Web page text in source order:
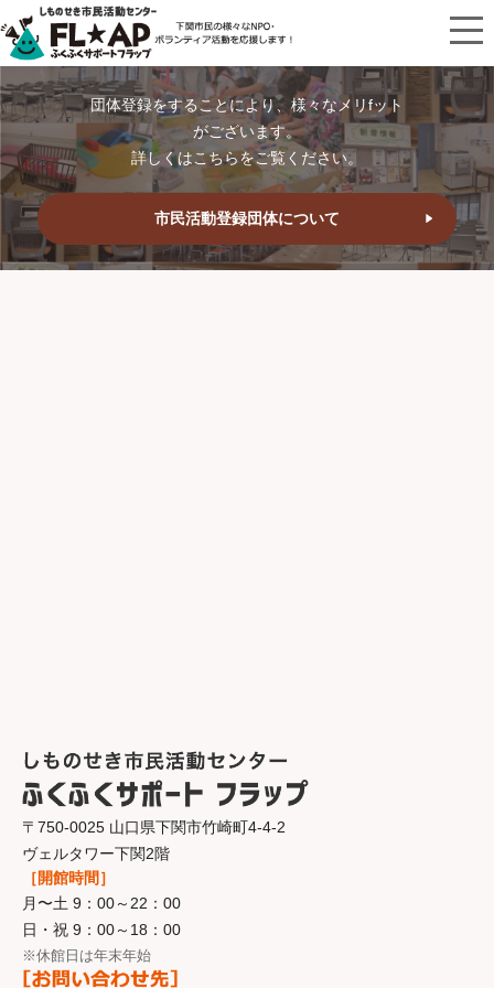
団体登録をすることにより、様々なメリfット
がございます。
詳しくはこちらをご覧ください。
市民活動登録団体について
〒750-0025 山口県下関市竹崎町4-4-2
ヴェルタワー下関2階
［開館時間］
月〜土 9：00～22：00
日・祝 9：00～18：00
※休館日は年末年始